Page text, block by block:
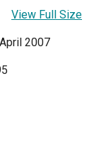
View Full Size
2007